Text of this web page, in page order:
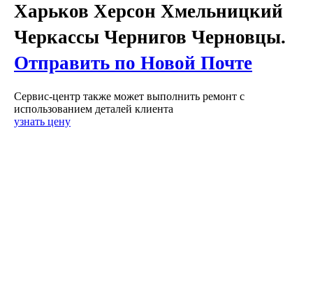
Харьков Херсон Хмельницкий
Черкассы Чернигов Черновцы.
Отправить по Новой Почте
Сервис-центр также может выполнить ремонт с
использованием деталей клиента
узнать цену